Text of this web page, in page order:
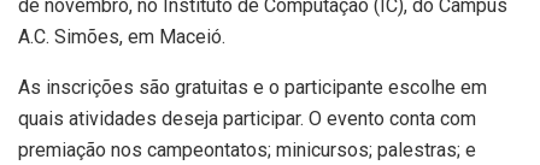
de novembro, no Instituto de Computação (IC), do Campus
A.C. Simões, em Maceió.
As inscrições são gratuitas e o participante escolhe em
quais atividades deseja participar. O evento conta com
premiação nos campeontatos; minicursos; palestras; e